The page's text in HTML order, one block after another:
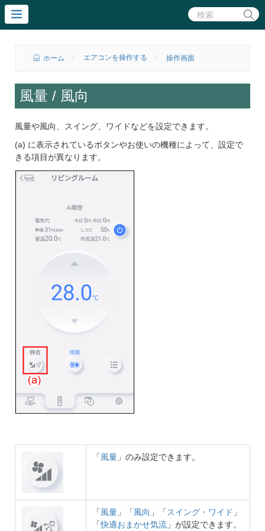
ホーム エアコンを操作する 操作画面
風量 / 風向
風量や風向、スイング、ワイドなどを設定できます。
(a) に表示されているボタンやお使いの機種によって、設定で
きる項目が異なります。
「 風量 」のみ設定できます。
「 風量 」「 風向 」「 スイング・ワイド 」
「快適おまかせ気流 」が設定できます。